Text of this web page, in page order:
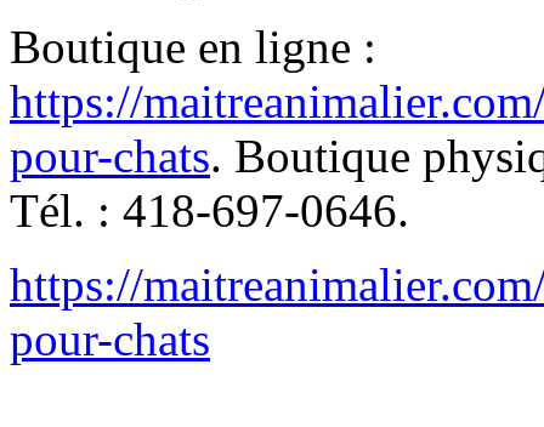
Boutique en ligne :
https://
pour-chats. Boutique
Tél. : 418-697-0646.
https://
pour-chats